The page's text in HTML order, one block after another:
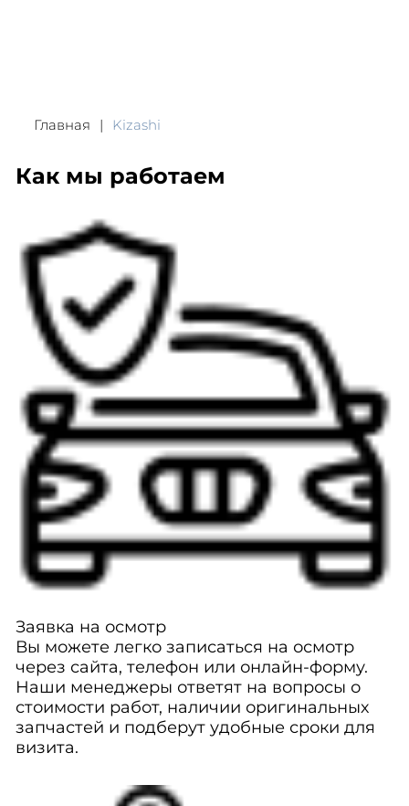
Главная Kizashi
Как мы работаем
Заявка на осмотр
Вы можете легко записаться на осмотр
через сайта, телефон или онлайн-форму.
Наши менеджеры ответят на вопросы о
стоимости работ, наличии оригинальных
запчастей и подберут удобные сроки для
визита.